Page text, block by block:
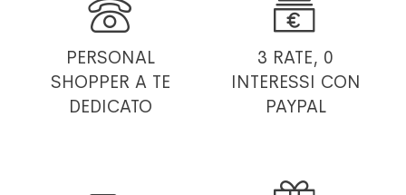

PERSONAL
SHOPPER A TE
DEDICATO

3 RATE, 0
INTERESSI CON
PAYPAL